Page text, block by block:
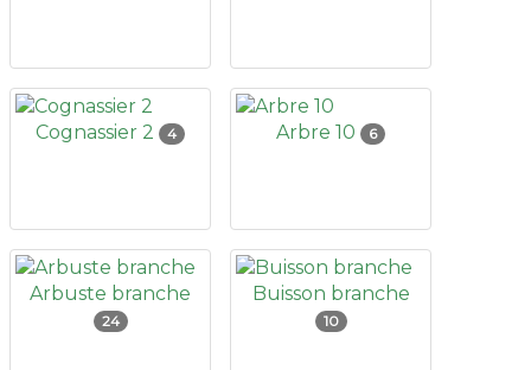
Cognassier 2 4 Arbre 10 6
Arbuste branche
24
Buisson branche
10